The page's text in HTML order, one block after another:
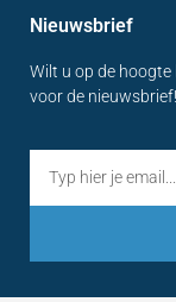
Nieuwsbrief
Wilt u op de hoogte
voor de nieuwsbrief!